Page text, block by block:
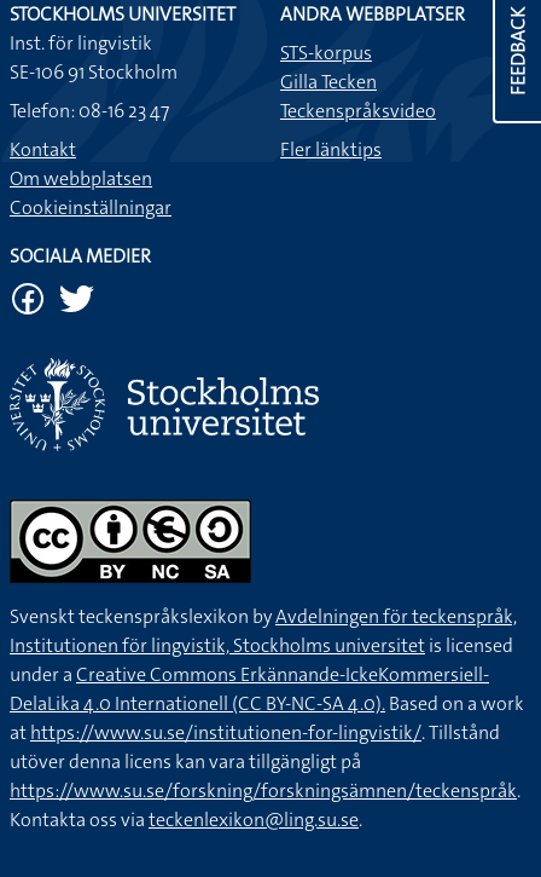
FEEDBACK
STOCKHOLMS UNIVERSITET
Inst. för lingvistik
SE-106 91 Stockholm
Telefon: 08-16 23 47
Kontakt
Om webbplatsen
Cookieinställningar
ANDRA WEBBPLATSER
STS-korpus
Gilla Tecken
Teckenspråksvideo
Fler länktips
SOCIALA MEDIER
Svenskt teckenspråkslexikon byAvdelningen för teckenspråk,
Institutionen för lingvistik, Stockholms universitetis licensed
under aCreative Commons Erkännande-IckeKommersiell-
DelaLika 4.0 Internationell (CC BY-NC-SA 4.0).Based on a work
athttps://www.su.se/institutionen-for-lingvistik/. Tillstånd
utöver denna licens kan vara tillgängligt på
https://www.su.se/forskning/forskningsämnen/teckenspråk.
Kontakta oss viateckenlexikon@ling.su.se.